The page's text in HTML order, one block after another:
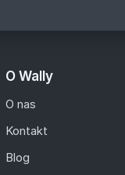
O Wally
O nas
Kontakt
Blog